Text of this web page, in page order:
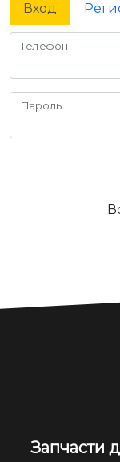
Вход
Телефон
Пароль
Запчасти